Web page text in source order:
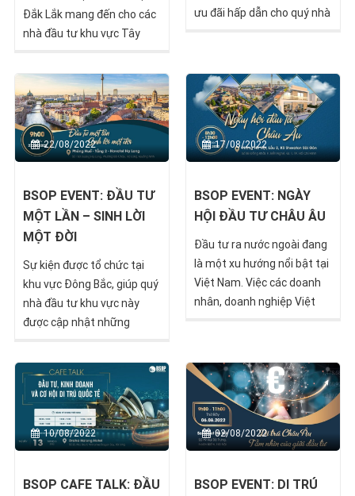
Đắk Lắk mang đến cho các
nhà đầu tư khu vực Tây
nóng hổi nhất từ thị trường
đầu tư & di trú quốc tế.
ưu đãi hấp dẫn cho quý nhà
định cư quốc tế đang mang
lại.
22/08/2022
BSOP EVENT: ĐẦU TƯ
MỘT LẦN – SINH LỜI
MỘT ĐỜI
Sự kiện được tổ chức tại
khu vực Đông Bắc, giúp quý
nhà đầu tư khu vực này
được cập nhật những
trường đầu tư định cư quốc
tế.
17/08/2022
BSOP EVENT: NGÀY
HỘI ĐẦU TƯ CHÂU ÂU
Đầu tư ra nước ngoài đang
là một xu hướng nổi bật tại
Việt Nam. Việc các doanh
nhân, doanh nghiệp Việt
kinh nghiệm thu được qua
việc cạnh tranh và đứng
vững trên thị trường nội địa
cũng […]
10/08/2022
BSOP CAFE TALK: ĐẦU
02/08/2022
BSOP EVENT: DI TRÚ